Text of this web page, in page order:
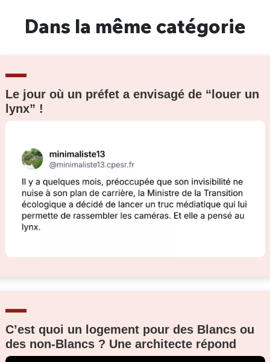
Dans la même catégorie
Le jour où un préfet a envisagé de “louer un
lynx” !
C’est quoi un logement pour des Blancs ou
des non-Blancs ? Une architecte répond